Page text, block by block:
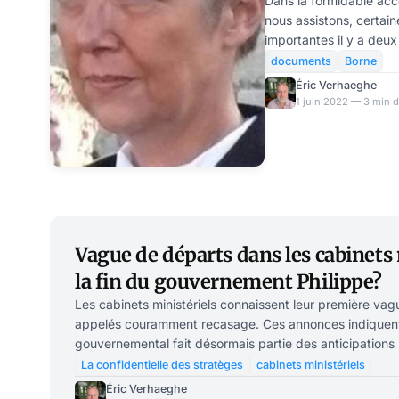
nous assistons,
importantes il y a
totalement
Elisabeth Borne peu
Matignon concernant
2020, dans la torpeur d’un
documents
Borne
Éric Verhaeghe
1 juin 2022 — 3 min
Vague de départs dans les
la fin du gouvernement Philippe?
Les cabinets ministériels connaissent leur première
appelés couramment recasage. Ces annonces
gouvernemental fait désormais partie des anticipations
dans les ministères. Plusieurs cabinets ministériels sont touchés par des départs
plus ou moins fracassants. Ceux-ci indiquent la fébrilité
La confidentielle des stratèges
cabinets ministériels
Éric Verhaeghe